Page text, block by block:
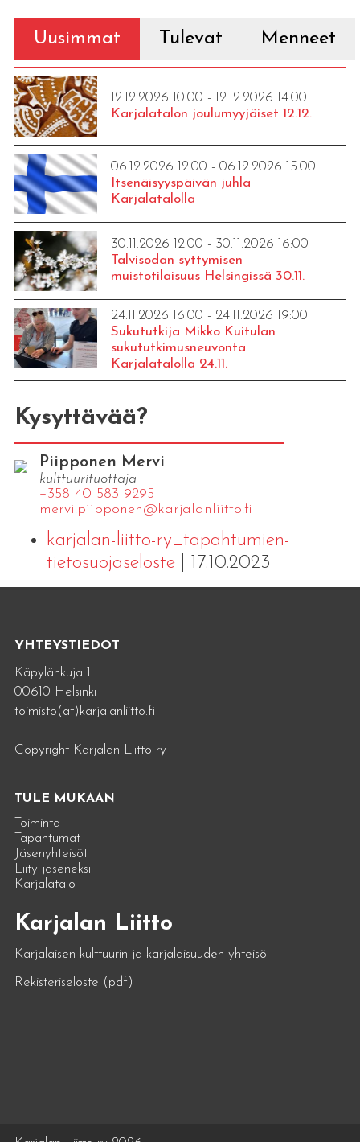
Uusimmat Tulevat Menneet
12.12.2026 10:00 - 12.12.2026 14:00
Karjalatalon joulumyyjäiset 12.12.
06.12.2026 12:00 - 06.12.2026 15:00
Itsenäisyyspäivän juhla
Karjalatalolla
30.11.2026 12:00 - 30.11.2026 16:00
Talvisodan syttymisen
muistotilaisuus Helsingissä 30.11.
24.11.2026 16:00 - 24.11.2026 19:00
Sukututkija Mikko Kuitulan
sukututkimusneuvonta
Karjalatalolla 24.11.
Kysyttävää?
Piipponen Mervi
kulttuurituottaja
+358 40 583 9295
mervi.​piipponen@​kar​jala​nlii​tto.​fi
karjalan-liitto-ry_tapahtumien-
tietosuojaseloste| 17.10.2023
YHTEYSTIEDOT
Käpylänkuja 1
00610 Helsinki
toimisto(at)karjalanliitto.fi
Copyright Karjalan Liitto ry
TULE MUKAAN
Toiminta
Tapahtumat
Jäsenyhteisöt
Liity jäseneksi
Karjalatalo
Karjalan Liitto
Karjalaisen kulttuurin ja karjalaisuuden yhteisö
Rekisteriseloste (pdf)